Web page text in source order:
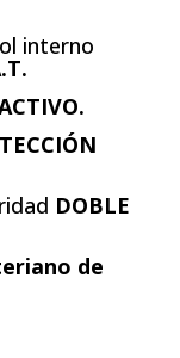
interno
DOBLE
de